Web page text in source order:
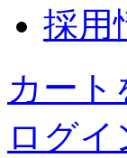
採用
カート
ログイ